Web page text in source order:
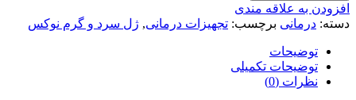
افزودن به علاقه مندی
دسته: درمانی برچسب: تجهیزات درمانی, ژل سرد و گرم نوکس
توضیحات
توضیحات تکمیلی
نظرات (0)